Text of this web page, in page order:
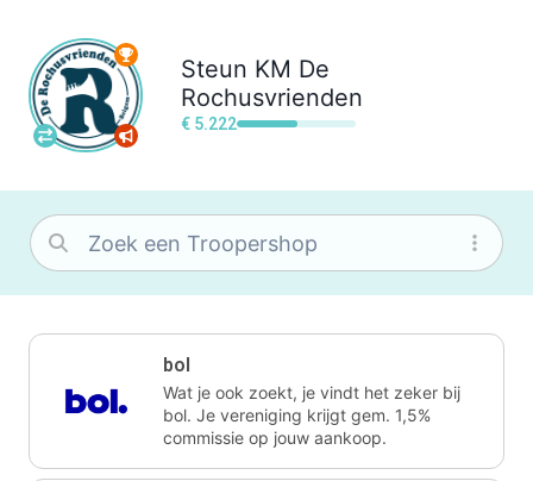
Steun KM De
Rochusvrienden
€ 5.222
bol
Wat je ook zoekt, je vindt het zeker bij
bol. Je vereniging krijgt gem. 1,5%
commissie op jouw aankoop.